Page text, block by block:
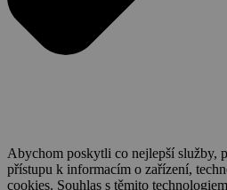
Abychom poskytli co nejlepší služby,
přístupu k informacím o zařízení,
cookies. Souhlas s těmito